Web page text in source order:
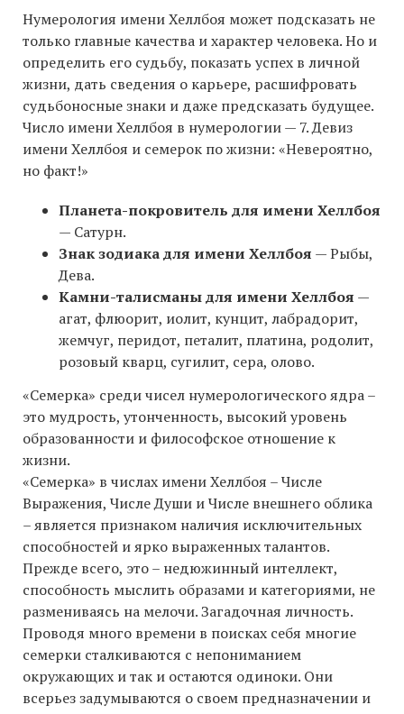
Нумерология имени Хеллбоя может подсказать не
только главные качества и характер человека. Но и
определить его судьбу, показать успех в личной
жизни, дать сведения о карьере, расшифровать
судьбоносные знаки и даже предсказать будущее.
Число имени Хеллбоя в нумерологии — 7. Девиз
имени Хеллбоя и семерок по жизни: «Невероятно,
но факт!»
Планета-покровитель для имени Хеллбоя
— Сатурн.
Знак зодиака для имени Хеллбоя — Рыбы,
Дева.
Камни-талисманы для имени Хеллбоя —
агат, флюорит, иолит, кунцит, лабрадорит,
жемчуг, перидот, петалит, платина, родолит,
розовый кварц, сугилит, сера, олово.
«Семерка» среди чисел нумерологического ядра –
это мудрость, утонченность, высокий уровень
образованности и философское отношение к
жизни.
«Семерка» в числах имени Хеллбоя – Числе
Выражения, Числе Души и Числе внешнего облика
– является признаком наличия исключительных
способностей и ярко выраженных талантов.
Прежде всего, это – недюжинный интеллект,
способность мыслить образами и категориями, не
размениваясь на мелочи. Загадочная личность.
Проводя много времени в поисках себя многие
семерки сталкиваются с непониманием
окружающих и так и остаются одиноки. Они
всерьез задумываются о своем предназначении и